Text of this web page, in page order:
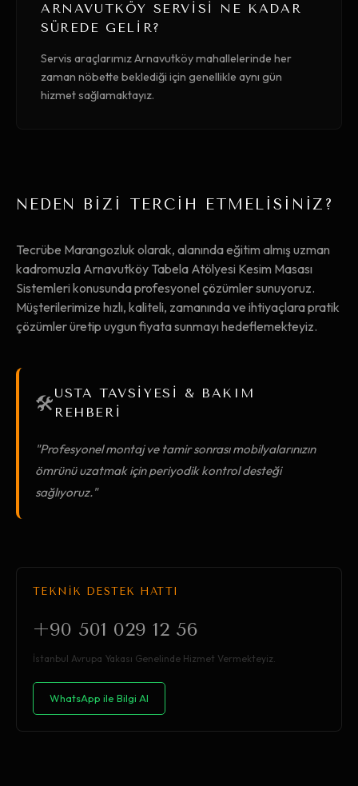
ARNAVUTKÖY SERVISI NE KADAR
SÜREDE GELIR?
Servis araçlarımız Arnavutköy mahallelerinde her
zaman nöbette beklediği için genellikle aynı gün
hizmet sağlamaktayız.
NEDEN BİZİ TERCİH ETMELİSİNİZ?
Tecrübe Marangozluk olarak, alanında eğitim almış uzman
kadromuzla Arnavutköy Tabela Atölyesi Kesim Masası
Sistemleri konusunda profesyonel çözümler sunuyoruz.
Müşterilerimize hızlı, kaliteli, zamanında ve ihtiyaçlara pratik
çözümler üretip uygun fiyata sunmayı hedeflemekteyiz.
🛠️USTA TAVSİYESİ & BAKIM
REHBERİ
"Profesyonel montaj ve tamir sonrası mobilyalarınızın
ömrünü uzatmak için periyodik kontrol desteği
sağlıyoruz."
TEKNİK DESTEK HATTI
+90 501 029 12 56
İstanbul Avrupa Yakası Genelinde Hizmet Vermekteyiz.
WhatsApp ile Bilgi Al